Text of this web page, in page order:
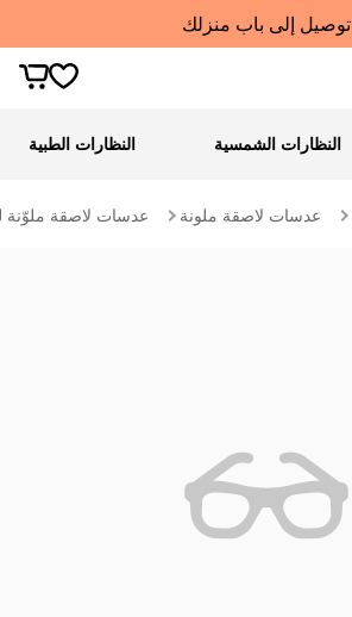
توصيل إلى باب منزلك
النظارات الشمسية النظارات الطبية
عدسات لاصقة ملونة عدسات لاصقة ملوّنة